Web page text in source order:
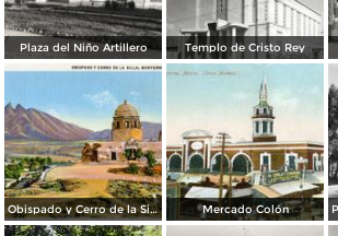
Plaza del Niño Artillero Templo de Cristo Rey
Obispado y Cerro de la Silla Mercado Colón